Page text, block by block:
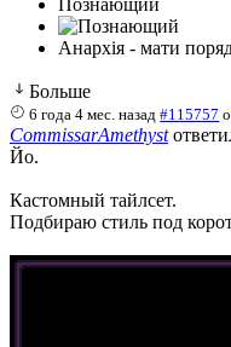
Познающий
Анархiя - мати
Больше
6 года 4 мес. назад #115757
CommissarAmethyst
Йо.
Кастомный тайлсет.
Подбираю стиль под